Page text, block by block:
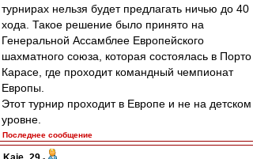
турнирах нельзя будет предлагать ничью до 40
хода. Такое решение было принято на
Генеральной Ассамблее Европейского
шахматного союза, которая состоялась в Порто
Карасе, где проходит командный чемпионат
Европы.
Этот турнир проходит в Европе и не на детском
уровне.
Последнее сообщение